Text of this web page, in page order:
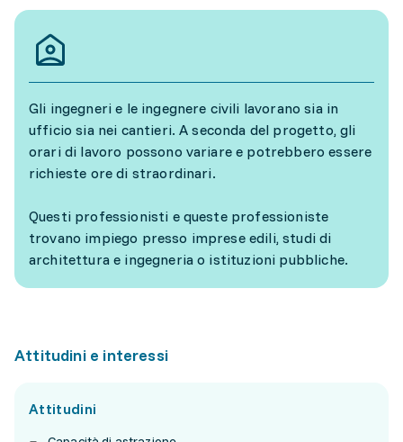
Gli ingegneri e le ingegnere civili lavorano sia in
ufficio sia nei cantieri. A seconda del progetto, gli
orari di lavoro possono variare e potrebbero essere
richieste ore di straordinari.
Questi professionisti e queste professioniste
trovano impiego presso imprese edili, studi di
architettura e ingegneria o istituzioni pubbliche.
Attitudini e interessi
Attitudini